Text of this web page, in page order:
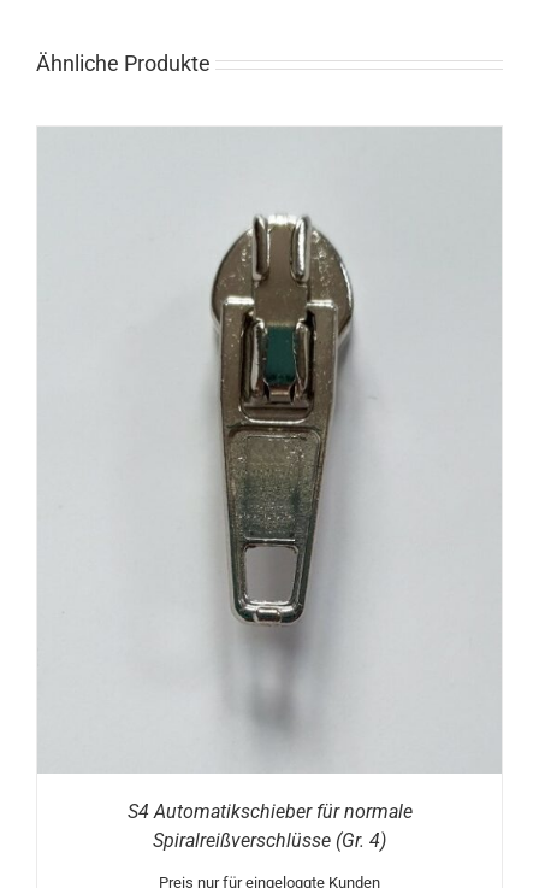
Ähnliche Produkte
S4 Automatikschieber für normale
Spiralreißverschlüsse (Gr. 4)
Preis nur für eingeloggte Kunden